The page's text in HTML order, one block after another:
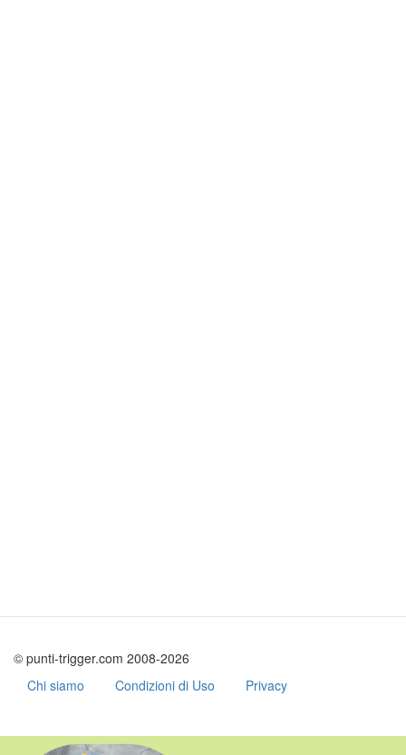
© punti-trigger.com 2008-2026
Chi siamo
Condizioni di Uso Privacy